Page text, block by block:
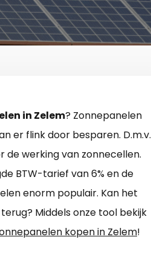
in Zelem? Zonnepanelen
er flink door besparen. D.m.v.
de werking van zonnecellen.
BTW-tarief van 6% en de
enorm populair. Kan het
Middels onze tool bekijk
kopen in Zelem!